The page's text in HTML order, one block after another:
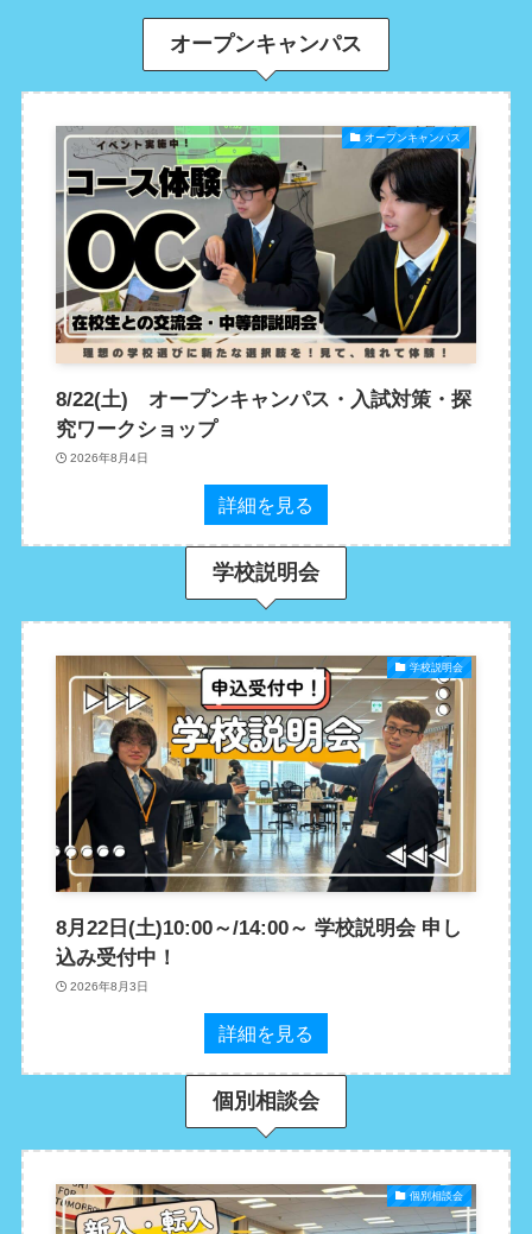
オープンキャンパス
オープンキャンパス
8/22(土) オープンキャンパス・入試対策・探
究ワークショップ
2026年8月4日
詳細を見る
学校説明会
学校説明会
8月22日(土)10:00～/14:00～ 学校説明会 申し
込み受付中！
2026年8月3日
詳細を見る
個別相談会
個別相談会